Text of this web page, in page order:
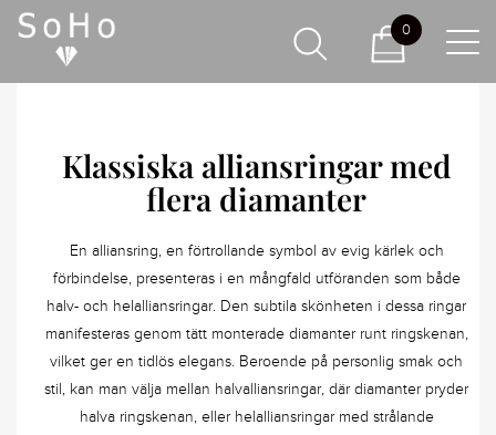
Klassiska alliansringar med
flera diamanter
En alliansring, en förtrollande symbol av evig kärlek och
förbindelse, presenteras i en mångfald utföranden som både
halv- och helalliansringar. Den subtila skönheten i dessa ringar
manifesteras genom tätt monterade diamanter runt ringskenan,
vilket ger en tidlös elegans. Beroende på personlig smak och
stil, kan man välja mellan halvalliansringar, där diamanter pryder
halva ringskenan, eller helalliansringar med strålande
0